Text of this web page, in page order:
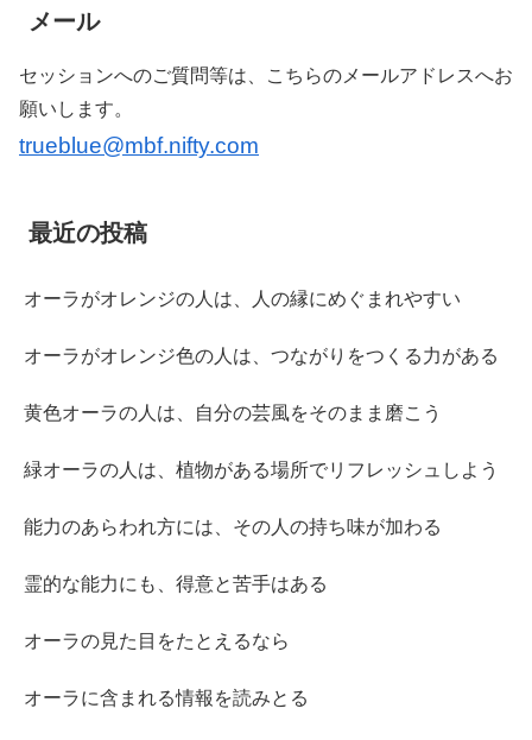
メール
セッションへのご質問等は、こちらのメールアドレスへお
願いします。
trueblue@mbf.nifty.com
最近の投稿
オーラがオレンジの人は、人の縁にめぐまれやすい
オーラがオレンジ色の人は、つながりをつくる力がある
黄色オーラの人は、自分の芸風をそのまま磨こう
緑オーラの人は、植物がある場所でリフレッシュしよう
能力のあらわれ方には、その人の持ち味が加わる
霊的な能力にも、得意と苦手はある
オーラの見た目をたとえるなら
オーラに含まれる情報を読みとる